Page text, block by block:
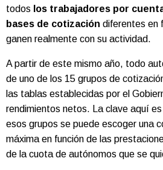
todos los trabajadores por
bases de cotización diferentes en
ganen realmente con su actividad.
A partir de este mismo año, todo
de uno de los 15 grupos de
las tablas establecidas por el
rendimientos netos. La clave aquí
esos grupos se puede escoger una
máxima en función de las
de la cuota de autónomos que se